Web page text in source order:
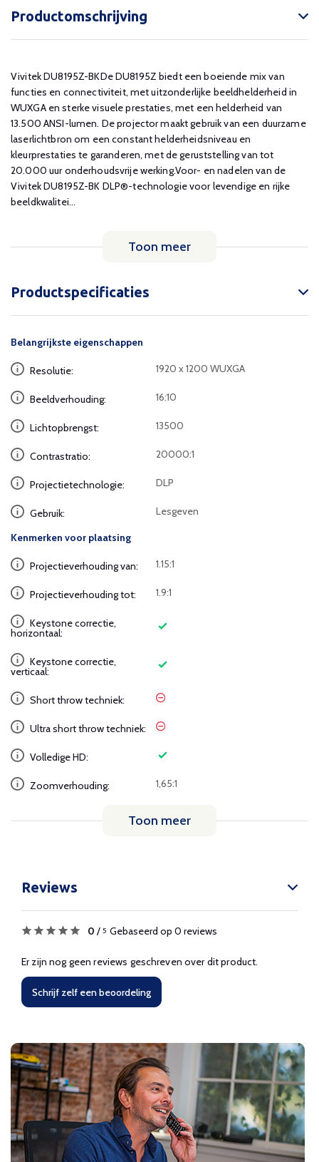
Productomschrijving
Vivitek DU8195Z-BKDe DU8195Z biedt een boeiende mix van
functies en connectiviteit, met uitzonderlijke beeldhelderheid in
WUXGA en sterke visuele prestaties, met een helderheid van
13.500 ANSI-lumen. De projector maakt gebruik van een duurzame
laserlichtbron om een ​​constant helderheidsniveau en
kleurprestaties te garanderen, met de geruststelling van tot
20.000 uur onderhoudsvrije werking.Voor- en nadelen van de
Vivitek DU8195Z-BK DLP®-technologie voor levendige en rijke
beeldkwalitei...
Toon meer
Productspecificaties
Belangrijkste eigenschappen
Resolutie: 1920 x 1200 WUXGA
Beeldverhouding: 16:10
Lichtopbrengst: 13500
Contrastratio: 20000:1
Projectietechnologie: DLP
Gebruik: Lesgeven
Kenmerken voor plaatsing
Projectieverhouding van: 1.15:1
Projectieverhouding tot: 1.9:1
Keystone correctie,
horizontaal:
Keystone correctie,
verticaal:
Short throw techniek:
Ultra short throw techniek:
Volledige HD:
Zoomverhouding: 1,65:1
Toon meer
Reviews
0 / 5 Gebaseerd op 0 reviews
Er zijn nog geen reviews geschreven over dit product.
Schrijf zelf een beoordeling